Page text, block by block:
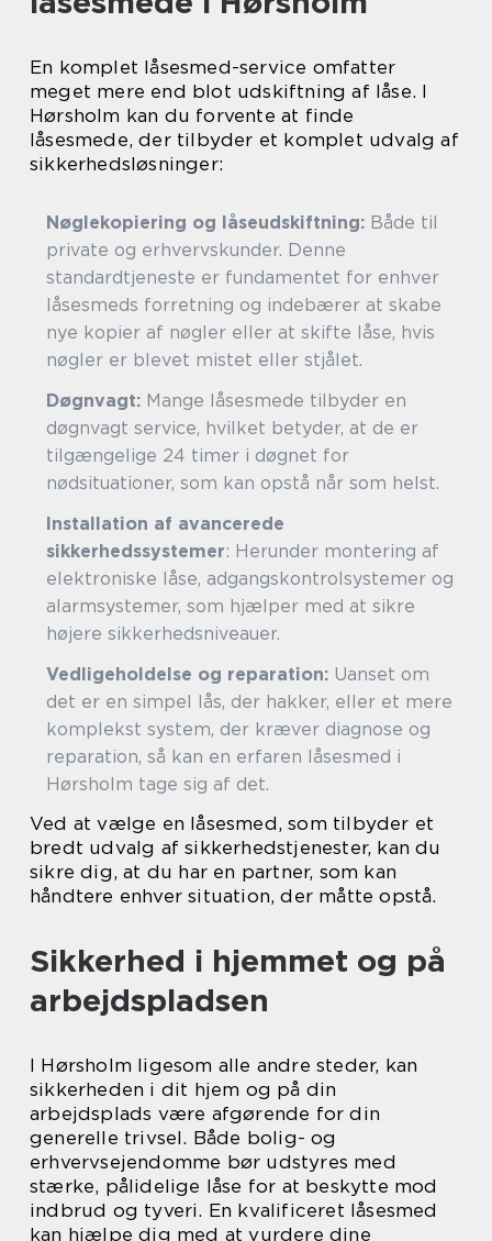
En komplet låsesmed-service omfatter
meget mere end blot udskiftning af låse. I
Hørsholm kan du forvente at finde
låsesmede, der tilbyder et komplet udvalg af
sikkerhedsløsninger:
Nøglekopiering og låseudskiftning: Både til
private og erhvervskunder. Denne
standardtjeneste er fundamentet for enhver
låsesmeds forretning og indebærer at skabe
nye kopier af nøgler eller at skifte låse, hvis
nøgler er blevet mistet eller stjålet.
Døgnvagt: Mange låsesmede tilbyder en
døgnvagt service, hvilket betyder, at de er
tilgængelige 24 timer i døgnet for
nødsituationer, som kan opstå når som helst.
Installation af avancerede
sikkerhedssystemer: Herunder montering af
elektroniske låse, adgangskontrolsystemer og
alarmsystemer, som hjælper med at sikre
højere sikkerhedsniveauer.
Vedligeholdelse og reparation: Uanset om
det er en simpel lås, der hakker, eller et mere
komplekst system, der kræver diagnose og
reparation, så kan en erfaren låsesmed i
Hørsholm tage sig af det.
Ved at vælge en låsesmed, som tilbyder et
bredt udvalg af sikkerhedstjenester, kan du
sikre dig, at du har en partner, som kan
håndtere enhver situation, der måtte opstå.
Sikkerhed i hjemmet og på
arbejdspladsen
I Hørsholm ligesom alle andre steder, kan
sikkerheden i dit hjem og på din
arbejdsplads være afgørende for din
generelle trivsel. Både bolig- og
erhvervsejendomme bør udstyres med
stærke, pålidelige låse for at beskytte mod
indbrud og tyveri. En kvalificeret låsesmed
kan hjælpe dig med at vurdere dine